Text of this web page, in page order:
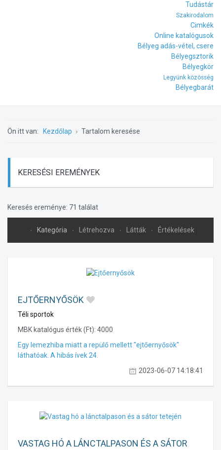
Tudástár
Szakirodalom
Cimkék
Online katalógusok
Bélyeg adás-vétel, csere
Bélyegsztorik
Bélyegkör
Legyünk közösség
Bélyegbarát
Ön itt van: Kezdőlap Tartalom keresése
KERESÉSI EREMÉNYEK
Keresés ereménye: 71 találat
Kategória Létrehozva Látták Értékelések
EJTŐERNYŐSÖK
Téli sportok
MBK katalógus érték (Ft): 4000
Egy lemezhiba miatt a repülő mellett "ejtőernyősök"
láthatóak. A hibás ívek 24.
2023-06-07 14:18:41
VASTAG HÓ A LÁNCTALPASON ÉS A SÁTOR